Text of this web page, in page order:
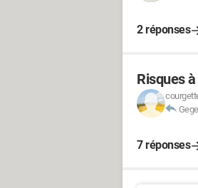
2 réponses
Risques
Gege
7 réponses